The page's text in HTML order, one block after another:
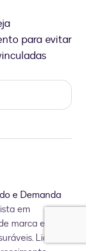
para evitar
e Demanda
em
marca em
Lidera